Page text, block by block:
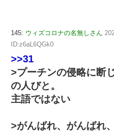
145: ウィズコロナの名無しさん
ID:z6aL6QGk0
>>31
>プーチンの侵略に断
の人びと。
主語ではない
>がんばれ、がんばれ